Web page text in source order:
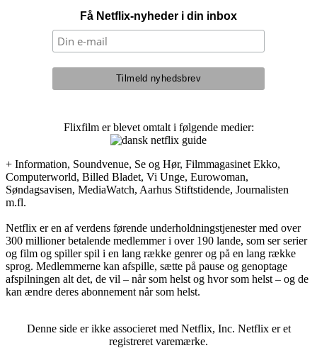
Få Netflix-nyheder i din inbox
Flixfilm er blevet omtalt i følgende medier:
+ Information, Soundvenue, Se og Hør, Filmmagasinet Ekko,
Computerworld, Billed Bladet, Vi Unge, Eurowoman,
Søndagsavisen, MediaWatch, Aarhus Stiftstidende, Journalisten
m.fl.
Netflix er en af verdens førende underholdningstjenester med over
300 millioner betalende medlemmer i over 190 lande, som ser serier
og film og spiller spil i en lang række genrer og på en lang række
sprog. Medlemmerne kan afspille, sætte på pause og genoptage
afspilningen alt det, de vil – når som helst og hvor som helst – og de
kan ændre deres abonnement når som helst.
Denne side er ikke associeret med Netflix, Inc. Netflix er et
registreret varemærke.